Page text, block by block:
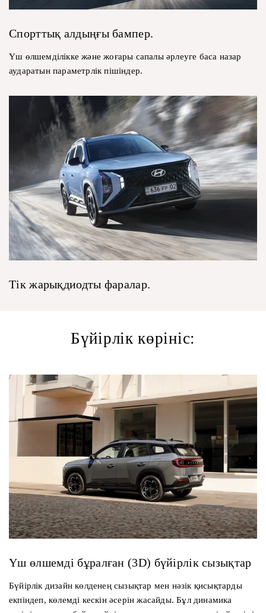
Спорттық алдыңғы бампер.
Үш өлшемділікке және жоғары сапалы әрлеуге баса назар
аударатын параметрлік пішіндер.
Тік жарықдиодты фаралар.
Бүйірлік көрініс:
Үш өлшемді бұралған (3D) бүйірлік сызықтар
Бүйірлік дизайн көлденең сызықтар мен нәзік қисықтарды
екпіндеп, көлемді кескін әсерін жасайды. Бұл динамика